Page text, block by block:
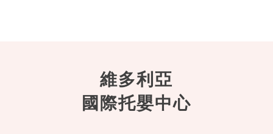
維多利亞
國際托嬰中心